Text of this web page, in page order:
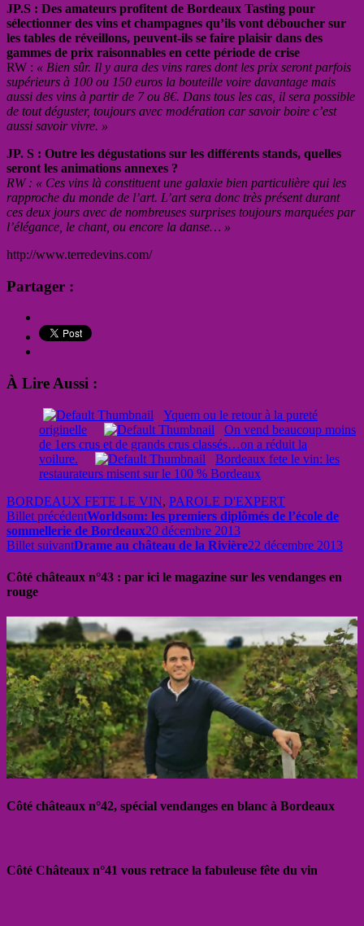
JP.S : Des amateurs profitent de Bordeaux Tasting pour
sélectionner des vins et champagnes qu’ils vont déboucher sur
les tables de réveillons, peuvent-ils se faire plaisir dans des
gammes de prix raisonnables en cette période de crise
RW : « Bien sûr. Il y aura des vins rares dont les prix seront parfois
supérieurs à 100 ou 150 euros la bouteille voire davantage mais
aussi des vins à partir de 7 ou 8€. Dans tous les cas, il sera possible
de tout déguster, toujours avec modération car savoir boire c’est
aussi savoir vivre. »
JP. S : Outre les dégustations sur les différents stands, quelles
seront les animations annexes ?
RW : « Ces vins là constituent une galaxie bien particulière qui les
rapproche du monde de l’art. L’art sera donc très présent durant
ces deux jours avec de nombreuses surprises toujours marquées par
l’élégance, le chant, ou encore la danse… »
http://www.terredevins.com/
Partager :
À Lire Aussi :
Yquem ou le retour à la pureté
originelle
On vend beaucoup moins
de 1ers crus et de grands crus classés…on a réduit la
voilure.
Bordeaux fete le vin: les
restaurateurs misent sur le 100 % Bordeaux
BORDEAUX FETE LE VIN, PAROLE D'EXPERT
Billet précédentWorldsom: les premiers diplômés de l’école de
sommellerie de Bordeaux20 décembre 2013
Billet suivantDrame au château de la Rivière22 décembre 2013
Côté châteaux n°43 : par ici le magazine sur les vendanges en
rouge
Côté châteaux n°42, spécial vendanges en blanc à Bordeaux
Côté Châteaux n°41 vous retrace la fabuleuse fête du vin